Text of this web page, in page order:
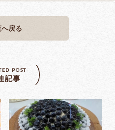
戻る
POST
記事